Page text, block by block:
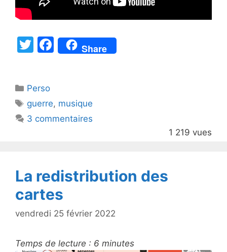
T
er
F
a
b
o
Share
Catégories
Perso
Étiquettes
guerre, musique
3 commentaires
1 219 vues
La redistribution des
cartes
vendredi 25 février 2022
Temps de lecture : 6 minutes